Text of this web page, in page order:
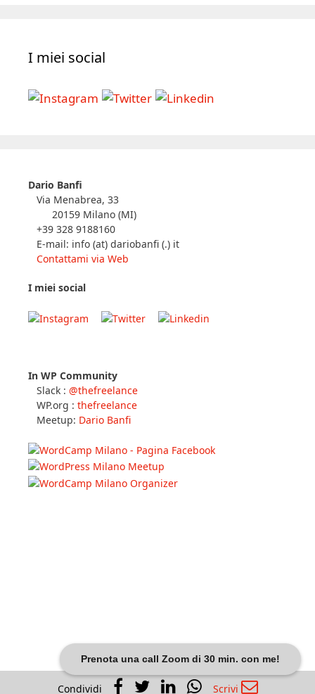
Prenota una call Zoom di 30 min. con me!
I miei social
Dario Banfi
Via Menabrea, 33
20159 Milano (MI)
+39 328 9188160
E-mail: info (at) dariobanfi (.) it
Contattami via Web
I miei social
In WP Community
Slack : @thefreelance
WP.org : thefreelance
Meetup: Dario Banfi
Condividi Scrivi